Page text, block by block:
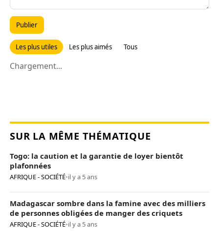
Publier
Les plus utiles Les plus aimés Tous
Chargement...
SUR LA MÊME THÉMATIQUE
Togo: la caution et la garantie de loyer bientôt
plafonnées
AFRIQUE - SOCIÉTÉ•il y a 5 ans
Madagascar sombre dans la famine avec des milliers
de personnes obligées de manger des criquets
AFRIQUE - SOCIÉTÉ•il y a 5 ans